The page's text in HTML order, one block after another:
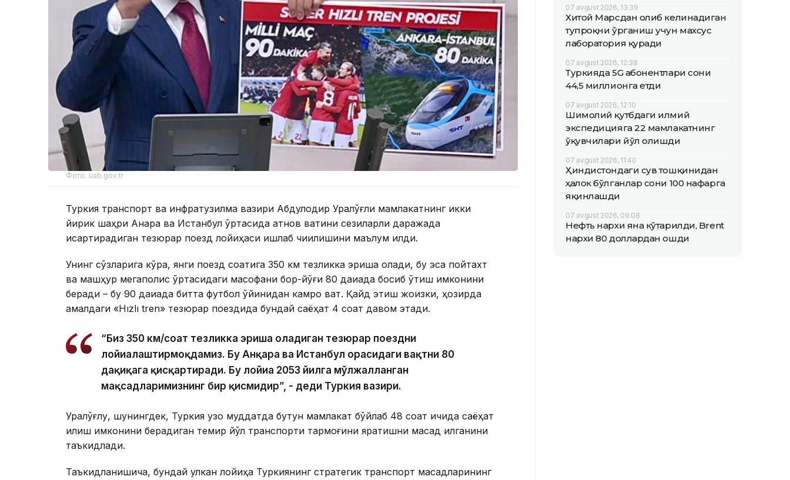
Фото: uab.gov.tr
Туркия транспорт ва инфратузилма вазири Абдулқодир Уралўғли мамлакатнинг икки
йирик шаҳри Анқара ва Истанбул ўртасида қатнов вақтини сезиларли даражада
қисқартирадиган тезюрар поезд лойиҳаси ишлаб чиқилишини маълум қилди.
Унинг сўзларига кўра, янги поезд соатига 350 км тезликка эриша олади, бу эса пойтахт
ва машҳур мегаполис ўртасидаги масофани бор-йўғи 80 дақиқада босиб ўтиш имконини
беради – бу 90 дақиқада битта футбол ўйинидан камроқ вақт. Қайд этиш жоизки, ҳозирда
амалдаги «Hızlı tren» тезюрар поездида бундай саёҳат 4 соат давом этади.
“Биз 350 км/соат тезликка эриша оладиган тезюрар поездни
лойиҳалаштирмоқдамиз. Бу Анқара ва Истанбул орасидаги вақтни 80
дақиқага қисқартиради. Бу лойиҳа 2053 йилга мўлжалланган
мақсадларимизнинг бир қисмидир”, - деди Туркия вазири.
Уралўғлу, шунингдек, Туркия узоқ муддатда бутун мамлакат бўйлаб 48 соат ичида саёҳат
қилиш имконини берадиган темир йўл транспорти тармоғини яратишни мақсад қилганини
таъкидлади.
Таъкидланишича, бундай улкан лойиҳа Туркиянинг стратегик транспорт мақсадларининг
07 avgust 2026, 13:39
Хитой Марсдан олиб келинадиган
тупроқни ўрганиш учун махсус
лаборатория қуради
07 avgust 2026, 12:38
Туркияда 5G абонентлари сони
44,5 миллионга етди
07 avgust 2026, 12:10
Шимолий қутбдаги илмий
экспедицияга 22 мамлакатнинг
ўқувчилари йўл олишди
07 avgust 2026, 11:40
Ҳиндистондаги сув тошқинидан
ҳалок бўлганлар сони 100 нафарга
яқинлашди
07 avgust 2026, 09:08
Нефть нархи яна кўтарилди, Brent
нархи 80 доллардан ошди